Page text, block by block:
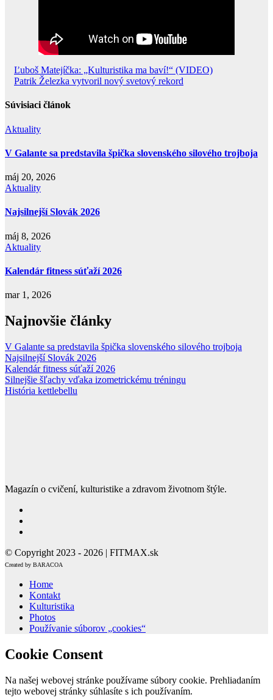
Navigácia
v
článku
Ľuboš Matejíčka: „Kulturistika ma baví!“ (VIDEO)
Patrik Železka vytvoril nový svetový rekord
Súvisiaci článok
Aktuality
V Galante sa predstavila špička slovenského silového trojboja
máj 20, 2026
Aktuality
Najsilnejší Slovák 2026
máj 8, 2026
Aktuality
Kalendár fitness súťaží 2026
mar 1, 2026
Najnovšie články
V Galante sa predstavila špička slovenského silového trojboja
Najsilnejší Slovák 2026
Kalendár fitness súťaží 2026
Silnejšie šľachy vďaka izometrickému tréningu
História kettlebellu
Magazín o cvičení, kulturistike a zdravom životnom štýle.
© Copyright 2023 - 2026 | FITMAX.sk
Created by BARACOA
Home
Kontakt
Kulturistika
Photos
Používanie súborov „cookies“